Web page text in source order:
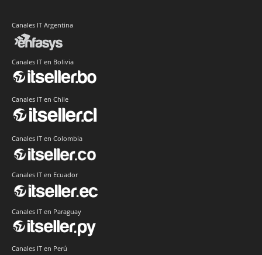
Canales IT Argentina
Canales IT en Bolivia
Canales IT en Chile
Canales IT en Colombia
Canales IT en Ecuador
Canales IT en Paraguay
Canales IT en Perú